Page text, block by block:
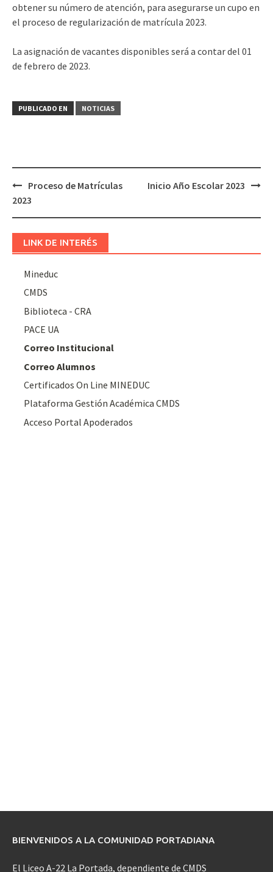
obtener su número de atención, para asegurarse un cupo en
el proceso de regularización de matrícula 2023.
La asignación de vacantes disponibles será a contar del 01
de febrero de 2023.
PUBLICADO EN NOTICIAS
Navegación
de
Proceso de Matrículas
2023
Inicio Año Escolar 2023
LINK DE INTERÉS
Mineduc
CMDS
Biblioteca - CRA
PACE UA
Correo Institucional
Correo Alumnos
Certificados On Line MINEDUC
Plataforma Gestión Académica CMDS
Acceso Portal Apoderados
BIENVENIDOS A LA COMUNIDAD PORTADIANA
El Liceo A-22 La Portada, dependiente de CMDS